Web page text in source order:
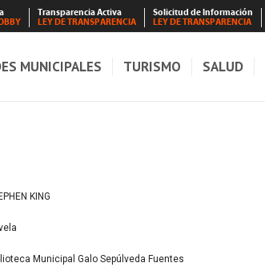
Transparencia Activa
LEY DE TRANSPARENCIA
Solicitud de Información
LEY DE TRANSPARENCIA
MUNICIPALES TURISMO SALUD
KING
Municipal Galo Sepúlveda Fuentes